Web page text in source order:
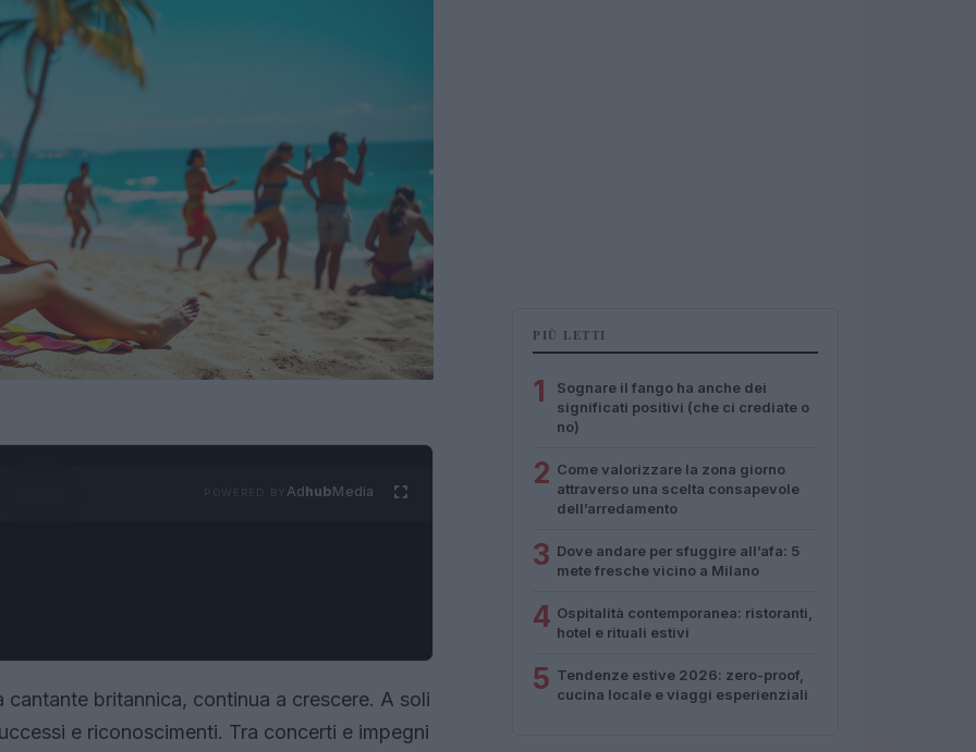
AdhubMedia
cantante britannica, continua a crescere. A soli
e riconoscimenti. Tra concerti e impegni
PIÙ LETTI
1
Sognare il fango ha anche dei
significati positivi (che ci crediate o
no)
2 Come valorizzare la zona giorno
attraverso una scelta consapevole
dell’arredamento
3 Dove andare per sfuggire all’afa: 5
mete fresche vicino a Milano
4 Ospitalità contemporanea: ristoranti,
hotel e rituali estivi
5 Tendenze estive 2026: zero-proof,
cucina locale e viaggi esperienziali